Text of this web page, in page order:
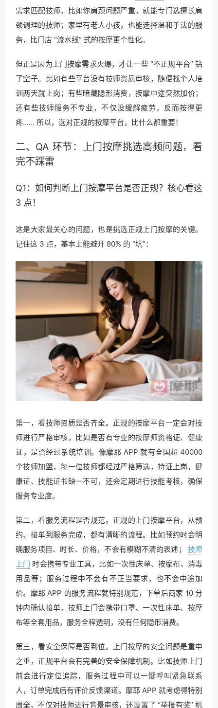
需求匹配技师，比如你肩颈问题严重，就能专门选擅长肩
颈调理的技师；家里有老人小孩，也能选择温和手法的服
务，比门店 “流水线” 式的按摩更个性化。
但正是因为上门按摩需求火爆，才让一些 “不正规平台” 钻
了空子。比如有些平台没有技师资质审核，随便找个人培
训两天就上岗；有些暗藏隐形消费，按摩中途突然加价；
还有些技师服务不专业，不仅没缓解疲劳，反而按得更
疼…… 所以，选对正规的按摩平台，比什么都重要！
二、QA 环节：上门按摩挑选高频问题，看
完不踩雷
Q1：如何判断上门按摩平台是否正规？核心看这
3 点！
这是大家最关心的问题，也是挑选正规上门按摩的关键。
记住这 3 点，基本上能避开 80% 的 “坑”：
第一，看技师资质是否齐全。正规的按摩平台一定会对技
师进行严格审核，比如是否有专业的按摩师资格证、健康
证，是否经过系统培训。像摩耶 APP 就有全国超 40000
个技师加盟，每一位技师都经过严格筛选，持证上岗，健
康证、技能证书缺一不可，还会定期进行技能考核，确保
服务专业度。
第二，看服务流程是否规范。正规的上门按摩平台，从预
约、接单到服务完成，都有清晰的流程。比如预约时会明
确服务项目、时长、价格，不会有模糊不清的表述；
技师
上门 时会携带专业工具，比如一次性床单、按摩布、消毒
用品等；服务过程中不会有不正当要求，也不会中途加
价。摩耶 APP 的服务流程就特别规范，下单后商家 10 分
钟内确认接单，技师上门会携带口罩、一次性床单、按摩
布等全套用品，服务全程透明，没有任何隐形消费。
第三，看安全保障是否到位。上门按摩的安全问题是重中
之重，正规平台会有完善的安全保障机制。比如技师上门
前会进行定位追踪，服务过程中可以一键呼叫紧急联系
人，订单完成后有评价反馈渠道。摩耶 APP 就考虑得特别
周全，不仅对技师进行背景审核，还设置了 “举报有奖” 机